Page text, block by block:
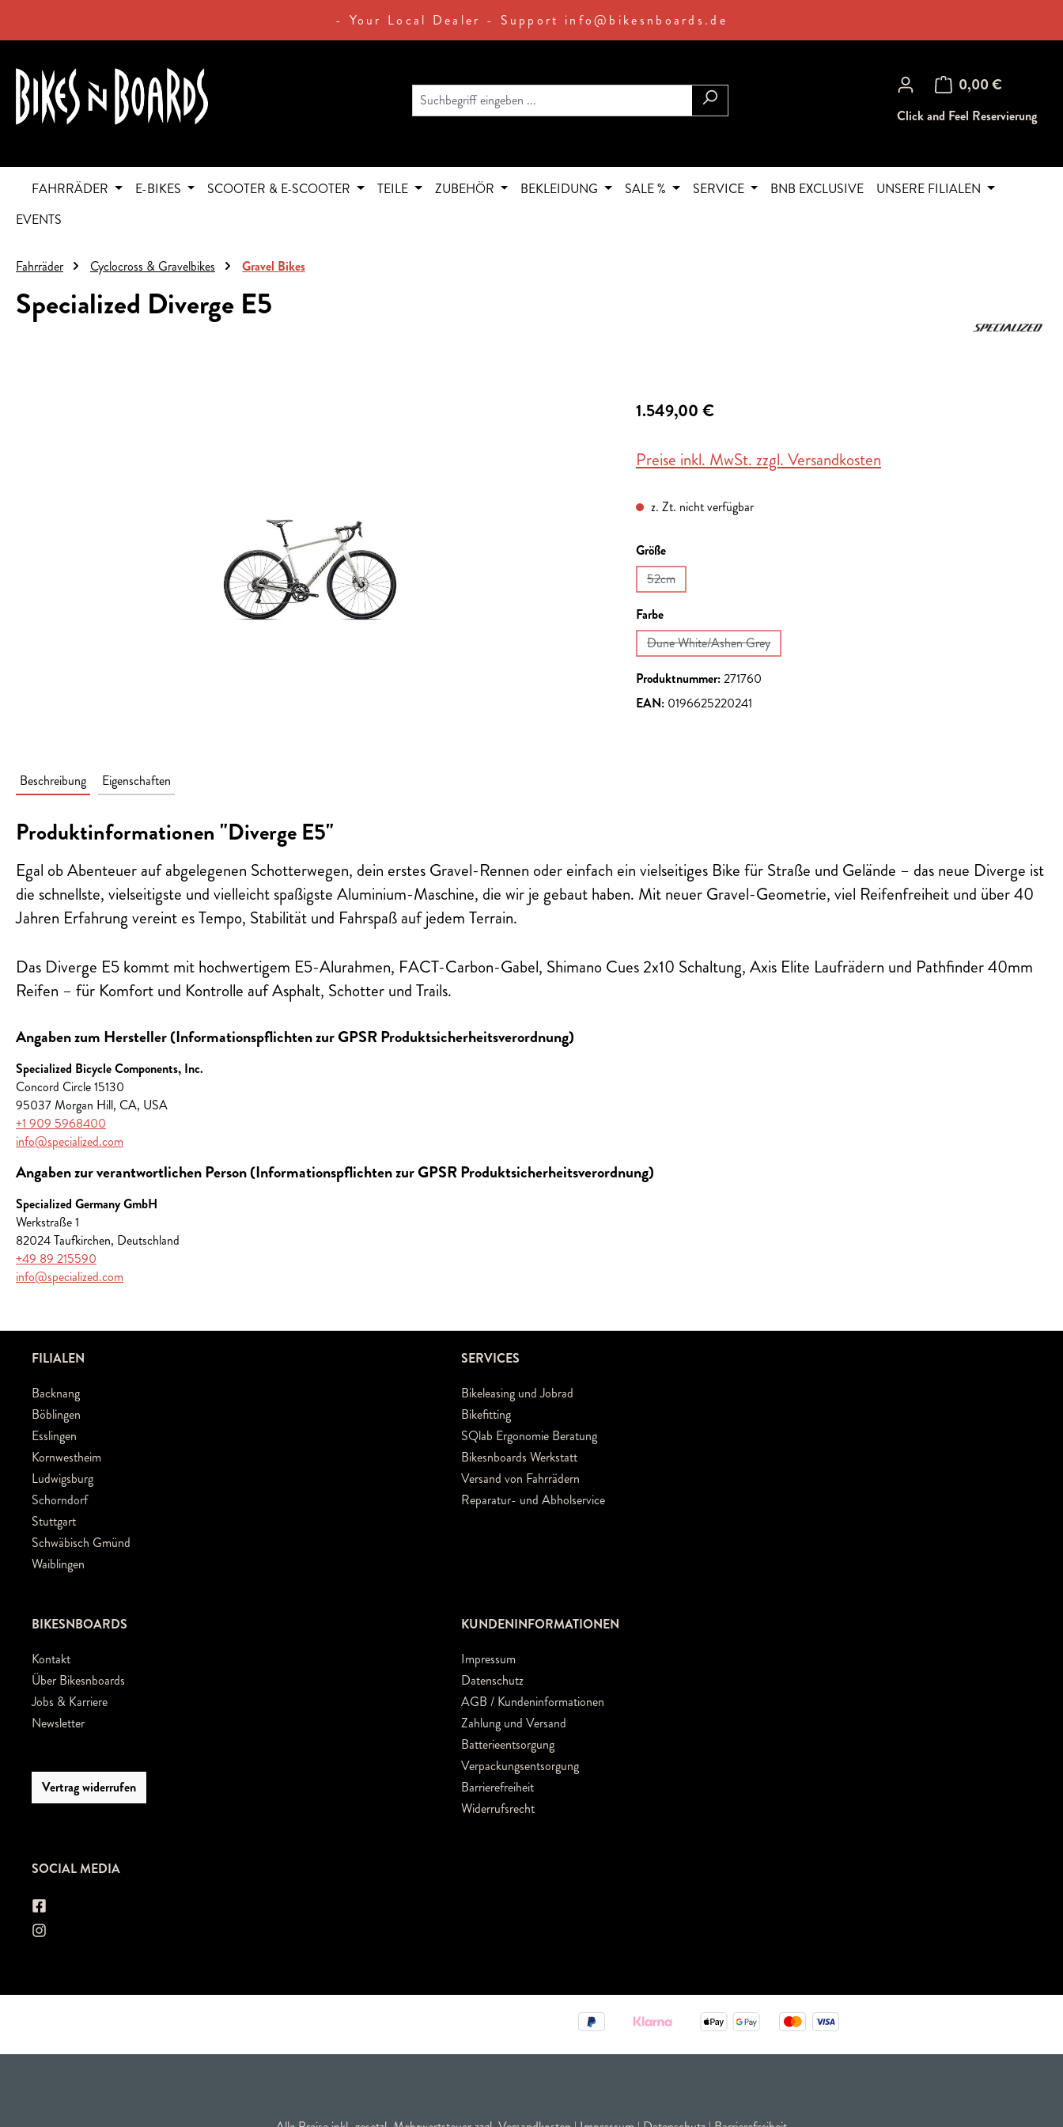
- Your Local Dealer - Support info@bikesnboards.de
0,00 €
Warenkorb enthält 0
Click and Feel Reservierung
FAHRRÄDER E-BIKES SCOOTER & E-SCOOTER TEILE ZUBEHÖR BEKLEIDUNG SALE % SERVICE BNB EXCLUSIVE
UNSERE FILIALEN
EVENTS
Fahrräder Cyclocross & Gravelbikes Gravel Bikes
Specialized Diverge E5
1.549,00 €
Preise inkl. MwSt. zzgl. Versandkosten
z. Zt. nicht verfügbar
Größeauswählen
52cm
(Diese Option ist zurzeit nicht verfügbar.)
Farbeauswählen
Dune White/Ashen Grey
(Diese Option ist zurzeit nicht verfügbar.)
Produktnummer:271760
EAN: 0196625220241
Beschreibung Eigenschaften
Produktinformationen "Diverge E5"
Egal ob Abenteuer auf abgelegenen Schotterwegen, dein erstes Gravel-Rennen oder einfach ein vielseitiges Bike für Straße und Gelände – das neue Diverge ist
die schnellste, vielseitigste und vielleicht spaßigste Aluminium-Maschine, die wir je gebaut haben. Mit neuer Gravel-Geometrie, viel Reifenfreiheit und über 40
Jahren Erfahrung vereint es Tempo, Stabilität und Fahrspaß auf jedem Terrain.
Das Diverge E5 kommt mit hochwertigem E5-Alurahmen, FACT-Carbon-Gabel, Shimano Cues 2x10 Schaltung, Axis Elite Laufrädern und Pathfinder 40mm
Reifen – für Komfort und Kontrolle auf Asphalt, Schotter und Trails.
Angaben zum Hersteller (Informationspflichten zur GPSR Produktsicherheitsverordnung)
Specialized Bicycle Components, Inc.
Concord Circle 15130
95037 Morgan Hill, CA, USA
+1 909 5968400
info@specialized.com
Angaben zur verantwortlichen Person (Informationspflichten zur GPSR Produktsicherheitsverordnung)
Specialized Germany GmbH
Werkstraße 1
82024 Taufkirchen, Deutschland
+49 89 215590
info@specialized.com
FILIALEN
Backnang
Böblingen
Esslingen
Kornwestheim
Ludwigsburg
Schorndorf
Stuttgart
Schwäbisch Gmünd
Waiblingen
SERVICES
Bikeleasing und Jobrad
Bikefitting
SQlab Ergonomie Beratung
Bikesnboards Werkstatt
Versand von Fahrrädern
Reparatur- und Abholservice
BIKESNBOARDS
Kontakt
Über Bikesnboards
Jobs & Karriere
Newsletter
Vertrag widerrufen
KUNDENINFORMATIONEN
Impressum
Datenschutz
AGB / Kundeninformationen
Zahlung und Versand
Batterieentsorgung
Verpackungsentsorgung
Barrierefreiheit
Widerrufsrecht
SOCIAL MEDIA